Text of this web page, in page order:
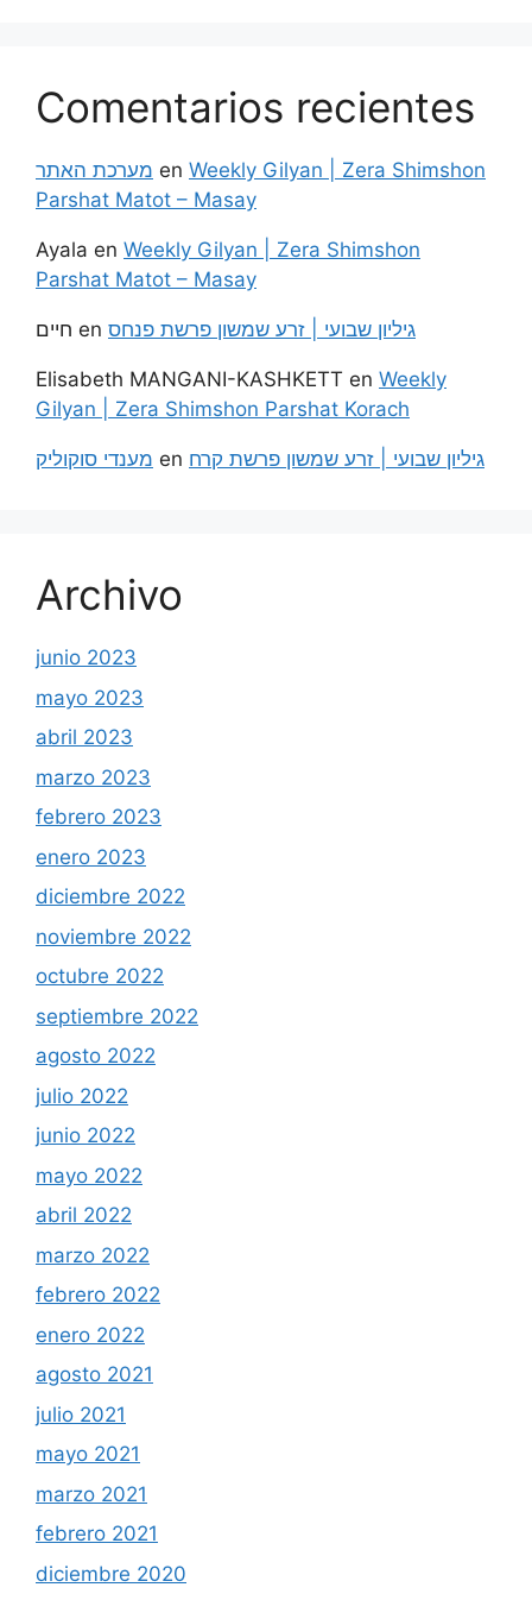
Comentarios recientes
מערכת האתר en Weekly Gilyan | Zera Shimshon
Parshat Matot – Masay
Ayala en Weekly Gilyan | Zera Shimshon
Parshat Matot – Masay
חיים en גיליון שבועי | זרע שמשון פרשת פנחס
Elisabeth MANGANI-KASHKETT en Weekly
Gilyan | Zera Shimshon Parshat Korach
מענדי סוקוליק en גיליון שבועי | זרע שמשון פרשת קרח
Archivo
junio 2023
mayo 2023
abril 2023
marzo 2023
febrero 2023
enero 2023
diciembre 2022
noviembre 2022
octubre 2022
septiembre 2022
agosto 2022
julio 2022
junio 2022
mayo 2022
abril 2022
marzo 2022
febrero 2022
enero 2022
agosto 2021
julio 2021
mayo 2021
marzo 2021
febrero 2021
diciembre 2020